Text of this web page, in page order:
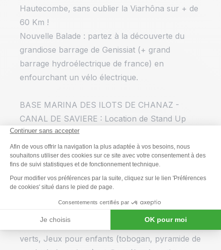
Hautecombe, sans oublier la Viarhôna sur + de
60 Km !
Nouvelle Balade : partez à la découverte du
grandiose barrage de Genissiat (+ grand
barrage hydroélectrique de france) en
enfourchant un vélo électrique.
BASE MARINA DES ILOTS DE CHANAZ -
CANAL DE SAVIERE : Location de Stand Up
Paddle et de canoë kayak sur le canal de
Savière et le lac du Bourget, de VTT et velo
électrique sur la Viarhona.
Informations supplémentaires :
Sur la base de Seyssel : - Restauration,
Vestiaires, Sanitaires, Plan d'eau Surveillé,
Parking, Ponton à bateaux, Grands espaces
verts, Jeux pour enfants (tobogan, pyramide de